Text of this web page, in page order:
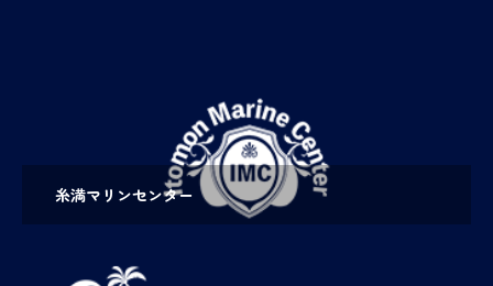
糸満マリンセンター